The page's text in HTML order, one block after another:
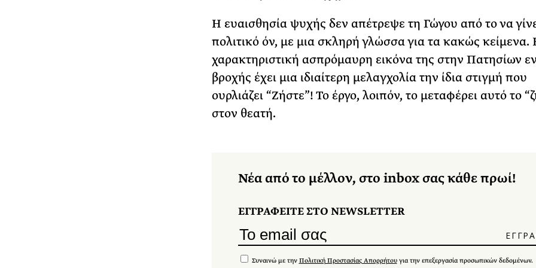
Η ευαισθησία ψυχής δεν απέτρεψε τη Γώγου από το να
πολιτικό όν, με μια σκληρή γλώσσα για τα κακώς κείμενα.
χαρακτηριστική ασπρόμαυρη εικόνα της στην Πατησίων
βροχής έχει μια ιδιαίτερη μελαγχολία την ίδια στιγμή που
ουρλιάζει “Ζήστε”! Το έργο, λοιπόν, το μεταφέρει αυτό το
στον θεατή.
Νέα από το μέλλον, στο inbox σας κάθε πρωί!
ΕΓΓΡΑΦΕΙΤΕ ΣΤΟ NEWSLETTER
Συναινώ με την Πολιτική Προστασίας Απορρήτουγια την επεξεργασία προσωπικών δεδομένων.